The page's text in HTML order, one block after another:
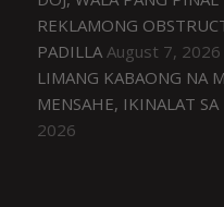
REKLAMONG
PADILLA August 7, 2026
LIMANG KABAONG NA
MENSAHE, IKINALAT
2026